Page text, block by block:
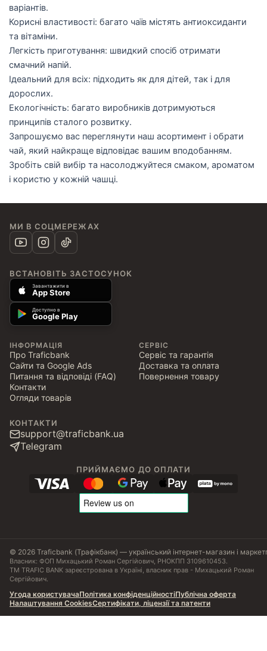
варіантів.
Корисні властивості: багато чаїв містять антиоксиданти
та вітаміни.
Легкість приготування: швидкий спосіб отримати
смачний напій.
Ідеальний для всіх: підходить як для дітей, так і для
дорослих.
Екологічність: багато виробників дотримуються
принципів сталого розвитку.
Запрошуємо вас переглянути наш асортимент і обрати
чай, який найкраще відповідає вашим вподобанням.
Зробіть свій вибір та насолоджуйтеся смаком, ароматом
і користю у кожній чашці.
МИ В СОЦМЕРЕЖАХ
ВСТАНОВІТЬ ЗАСТОСУНОК
Завантажити в
App Store
Доступно в
Google Play
ІНФОРМАЦІЯ
Про Traficbank
Сайти та Google Ads
Питання та відповіді (FAQ)
Контакти
Огляди товарів
СЕРВІС
Сервіс та гарантія
Доставка та оплата
Повернення товару
КОНТАКТИ
support@traficbank.ua
Telegram
ПРИЙМАЄМО ДО ОПЛАТИ
© 2026 Traficbank (Трафікбанк) — український інтернет-магазин і
Власник: ФОП Михацький Роман Сергійович, РНОКПП 3109610453.
ТМ TRAFIC BANK зареєстрована в Україні, власник прав - Михацький Роман
Сергійович.
Угода користувачаПолітика конфіденційностіПублічна оферта
Налаштування CookiesСертифікати, ліцензії та патенти